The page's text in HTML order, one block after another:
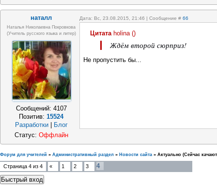
наталл Дата: Вс, 23.08.2015, 21:46 | Сообщение # 66
Наталья Николаевна Покровкова
(учитель русского языка и литер)
Сообщений: 4107
Позитив:15524
Разработки
Блог
Цитата holina()
Ждём второй сюрприз!
Не пропустить бы...
Статус: Оффлайн
Форум для учителей » Административный раздел » Новости сайта » Актуально (Сейчас
Страница 4 из 4 « 1 2 3 4